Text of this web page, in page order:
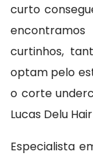
curto
curtinhos,
optam pelo
o corte
Lucas Delu
Especialista